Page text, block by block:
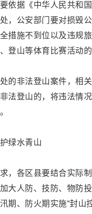
依据《中华人民共和
，公安部门要对损毁
措施不到位以及违规
登山等体育比赛活动
的非法登山案件，相
法登山的，将违法情
绿水青山
求，各区县要结合实际
大人防、技防、物防
期、防火期实施“封山